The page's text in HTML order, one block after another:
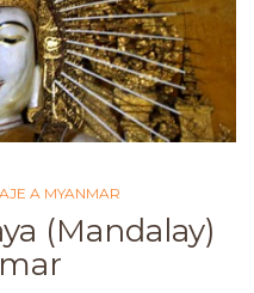
A MYANMAR
(Mandalay)